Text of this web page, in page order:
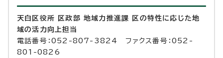
天白区役所 区政部 地域力推進課 区の特性に応じた地
域の活力向上担当
電話番号：052-807-3824 ファクス番号：052-
801-0826